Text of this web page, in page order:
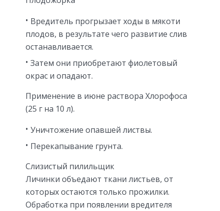
Вредитель прогрызает ходы в мякоти
плодов, в результате чего развитие слив
останавливается.
Затем они приобретают фиолетовый
окрас и опадают.
Применение в июне раствора Хлорофоса
(25 г на 10 л).
Уничтожение опавшей листвы.
Перекапывание грунта.
Слизистый пилильщик
Личинки объедают ткани листьев, от
которых остаются только прожилки.
Обработка при появлении вредителя